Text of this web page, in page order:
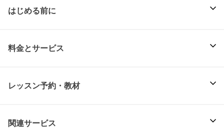
はじめる前に
料金とサービス
レッスン予約・教材
関連サービス